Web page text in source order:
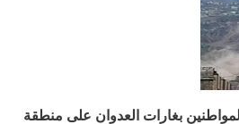
بغارات العدوان على منطقة